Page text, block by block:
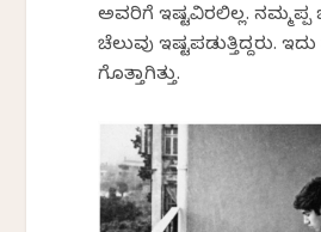
ಅವರಿಗೆ ಇಷ್ಟವಿರಲಿಲ್ಲ. ನಮ್ಮಪ್ಪ
ಚೆಲುವು ಇಷ್ಟಪಡುತ್ತಿದ್ದರು.
ಗೊತ್ತಾಗಿತ್ತು.